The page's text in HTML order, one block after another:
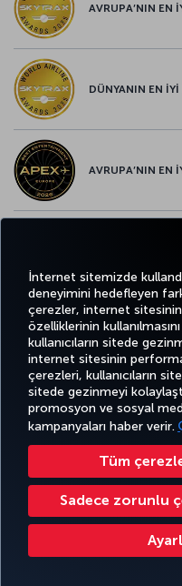
İnternet sitemizde
deneyimini hedefleyen
çerezler, internet
özelliklerinin
kullanıcıların sitede
internet sitesinin
çerezleri, kullanıcıların
sitede gezinmeyi
promosyon ve sosyal
kampanyaları haber verir.
Tüm
Sadece zorunlu
AVRUPA’NIN EN
DÜNYANIN EN
AVRUPA’NIN EN
TwitterFacebook
BİLET
AL VE
YÖNET
DENEYİM
VE UÇUŞ
Bilgi Toplumu Hizmetleri Erişilebilirlik
Türk Hava Yolları